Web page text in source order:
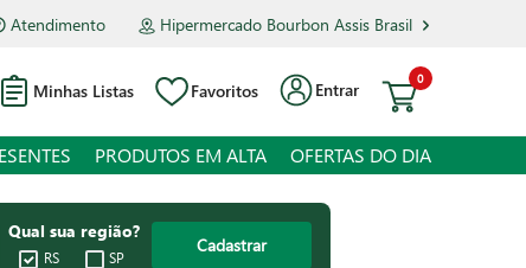
Atendimento Hipermercado Bourbon Assis Brasil
Minhas Listas Favoritos Entrar
0
PRODUTOS EM ALTA OFERTAS DO DIA
Qual sua região?
RS SP
Cadastrar